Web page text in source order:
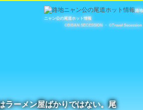
路地
ニャン公の尾道ホット情報
©BISAN SECESSION
・ ©Travel Secession
ラーメン屋ばかりではない。尾